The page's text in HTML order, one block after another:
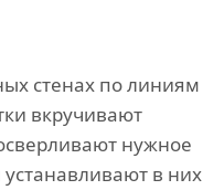
стенах по линиям
вкручивают
нужное
устанавливают в них